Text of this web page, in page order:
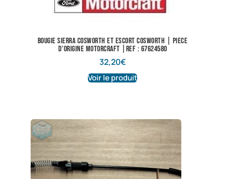
Bougie Sierra Cosworth et Escort Cosworth | Piece
d’origine motorcraft |ref : 67624580
32,20€
Voir le produit